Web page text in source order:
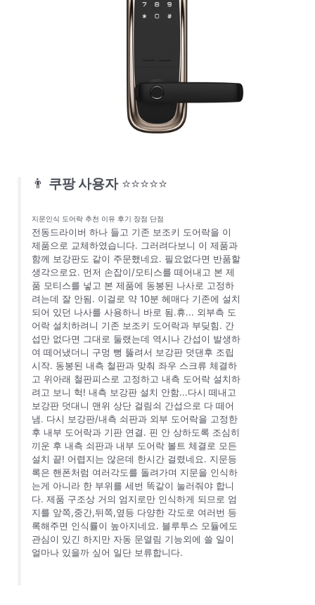
👨 쿠팡 사용자 ⭐⭐⭐⭐⭐
지문인식 도어락 추천 이유 후기 장점 단점
전동드라이버 하나 들고 기존 보조키 도어락을 이
제품으로 교체하였습니다. 그러려다보니 이 제품과
함께 보강판도 같이 주문했네요. 필요없다면 반품할
생각으로요. 먼저 손잡이/모티스를 떼어내고 본 제
품 모티스를 넣고 본 제품에 동봉된 나사로 고정하
려는데 잘 안됨. 이걸로 약 10분 헤매다 기존에 설치
되어 있던 나사를 사용하니 바로 됨.휴... 외부측 도
어락 설치하려니 기존 보조키 도어락과 부딪힘. 간
섭만 없다면 그대로 둘랬는데 역시나 간섭이 발생하
여 떼어냈더니 구멍 뻥 뚫려서 보강판 덧댄후 조립
시작. 동봉된 내측 철판과 맞춰 좌우 스크류 체결하
고 위아래 철판피스로 고정하고 내측 도어락 설치하
려고 보니 헉! 내측 보강판 설치 안함...다시 떼내고
보강판 덧대니 맨위 상단 걸림쇠 간섭으로 다 떼어
냄. 다시 보강판/내측 쇠판과 외부 도어락을 고정한
후 내부 도어락과 기판 연결. 핀 안 상하도록 조심히
끼운 후 내측 쇠판과 내부 도어락 볼트 체결로 모든
설치 끝! 어렵지는 않은데 한시간 걸렸네요. 지문등
록은 핸폰처럼 여러각도를 돌려가며 지문을 인식하
는게 아니라 한 부위를 세번 똑같이 눌러줘야 합니
다. 제품 구조상 거의 엄지로만 인식하게 되므로 엄
지를 앞쪽,중간,뒤쪽,옆등 다양한 각도로 여러번 등
록해주면 인식률이 높아지네요. 블루투스 모듈에도
관심이 있긴 하지만 자동 문열림 기능외에 쓸 일이
얼마나 있을까 싶어 일단 보류합니다.